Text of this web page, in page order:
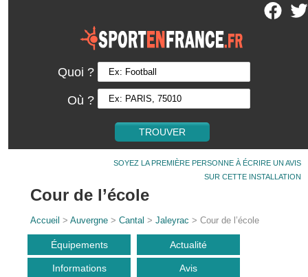
Quoi ?
Où ?
SOYEZ LA PREMIÈRE PERSONNE À ÉCRIRE UN AVIS
SUR CETTE INSTALLATION
Cour de l’école
Accueil >Auvergne >Cantal >Jaleyrac > Cour de l’école
Équipements Actualité
Informations Avis